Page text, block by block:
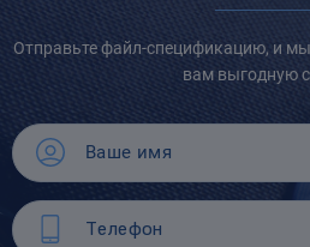
Отправьте файл-спецификацию, и
вам выгодную